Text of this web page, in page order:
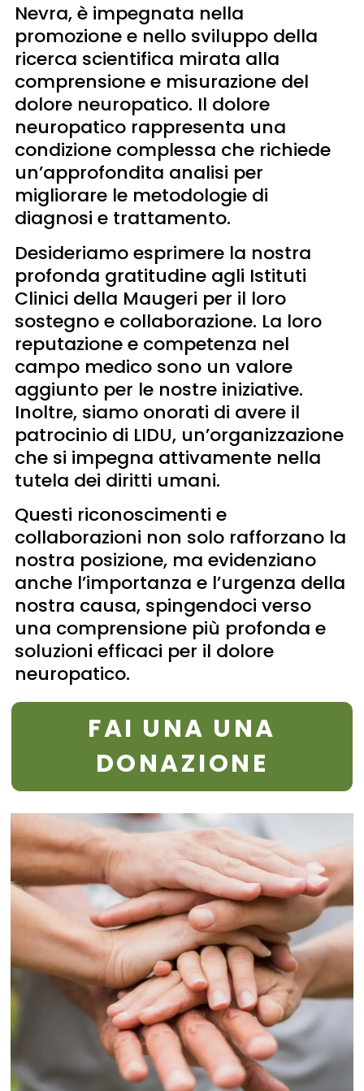
Nevra, è impegnata nella
promozione e nello sviluppo della
ricerca scientifica mirata alla
comprensione e misurazione del
dolore neuropatico. Il dolore
neuropatico rappresenta una
condizione complessa che richiede
un’approfondita analisi per
migliorare le metodologie di
diagnosi e trattamento.
Desideriamo esprimere la nostra
profonda gratitudine agli Istituti
Clinici della Maugeri per il loro
sostegno e collaborazione. La loro
reputazione e competenza nel
campo medico sono un valore
aggiunto per le nostre iniziative.
Inoltre, siamo onorati di avere il
patrocinio di LIDU, un’organizzazione
che si impegna attivamente nella
tutela dei diritti umani.
Questi riconoscimenti e
collaborazioni non solo rafforzano la
nostra posizione, ma evidenziano
anche l’importanza e l’urgenza della
nostra causa, spingendoci verso
una comprensione più profonda e
soluzioni efficaci per il dolore
neuropatico.
FAI UNA UNA
DONAZIONE